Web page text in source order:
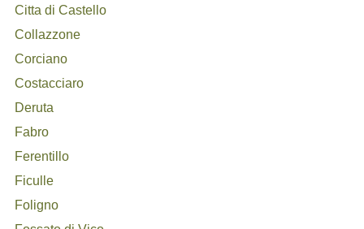
Citta di Castello
Collazzone
Corciano
Costacciaro
Deruta
Fabro
Ferentillo
Ficulle
Foligno